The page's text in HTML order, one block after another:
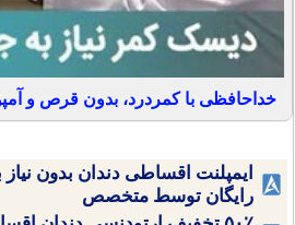
خداحافظی با کمردرد، بدون قرص و
ایمپلنت اقساطی دندان بدون
رایگان توسط متخصص